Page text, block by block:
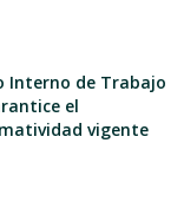
Interno de Trabajo
el
vigente